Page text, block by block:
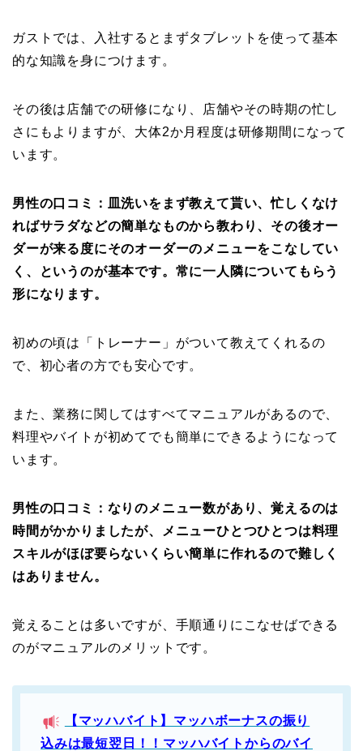
ガストでは、入社するとまずタブレットを使って基本
的な知識を身につけます。
その後は店舗での研修になり、店舗やその時期の忙し
さにもよりますが、大体2か月程度は研修期間になって
います。
男性の口コミ：皿洗いをまず教えて貰い、忙しくなけ
ればサラダなどの簡単なものから教わり、その後オー
ダーが来る度にそのオーダーのメニューをこなしてい
く、というのが基本です。常に一人隣についてもらう
形になります。
初めの頃は「トレーナー」がついて教えてくれるの
で、初心者の方でも安心です。
また、業務に関してはすべてマニュアルがあるので、
料理やバイトが初めてでも簡単にできるようになって
います。
男性の口コミ：なりのメニュー数があり、覚えるのは
時間がかかりましたが、メニューひとつひとつは料理
スキルがほぼ要らないくらい簡単に作れるので難しく
はありません。
覚えることは多いですが、手順通りにこなせばできる
のがマニュアルのメリットです。
【マッハバイト】マッハボーナスの振り
込みは最短翌日！！マッハバイトからのバイ